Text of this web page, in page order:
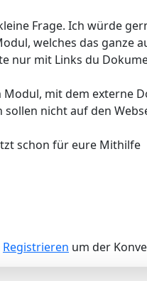
Frage. Ich würde
welches das ganze
nur mit Links du
Modul, mit dem externe
sollen nicht auf den
schon für eure Mithilfe
Registrieren um der